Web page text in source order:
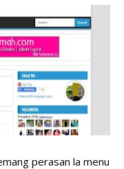
perasan la menu